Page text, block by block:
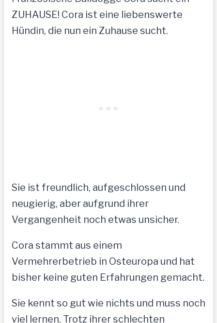
ZUHAUSE! Cora ist eine liebenswerte
Hündin, die nun ein Zuhause sucht.
Sie ist freundlich, aufgeschlossen und
neugierig, aber aufgrund ihrer
Vergangenheit noch etwas unsicher.
Cora stammt aus einem
Vermehrerbetrieb in Osteuropa und hat
bisher keine guten Erfahrungen gemacht.
Sie kennt so gut wie nichts und muss noch
viel lernen. Trotz ihrer schlechten